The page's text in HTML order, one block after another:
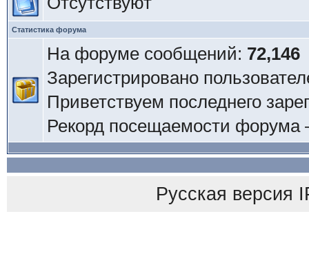
Статистика форума
На форуме сообщений: 72,146
Зарегистрировано
Приветствуем последнего
Рекорд посещаемости
Русская версия